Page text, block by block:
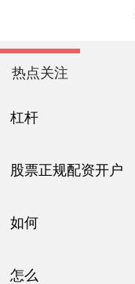
热点关注
杠杆
股票正规配资开户
如何
怎么